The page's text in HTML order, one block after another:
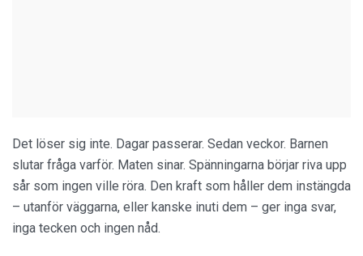
Det löser sig inte. Dagar passerar. Sedan veckor. Barnen
slutar fråga varför. Maten sinar. Spänningarna börjar riva upp
sår som ingen ville röra. Den kraft som håller dem instängda
– utanför väggarna, eller kanske inuti dem – ger inga svar,
inga tecken och ingen nåd.